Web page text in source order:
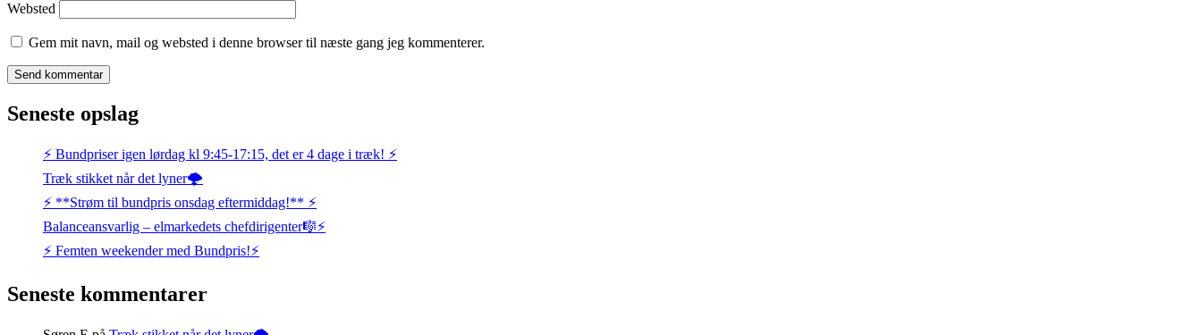
Websted
Gem mit navn, mail og websted i denne browser til næste gang jeg kommenterer.
Seneste opslag
⚡️ Bundpriser igen lørdag kl 9:45-17:15, det er 4 dage i træk! ⚡️
Træk stikket når det lyner🌩️
⚡️ **Strøm til bundpris onsdag eftermiddag!** ⚡️
Balanceansvarlig – elmarkedets chefdirigenter🎼⚡
⚡️ Femten weekender med Bundpris!⚡️
Seneste kommentarer